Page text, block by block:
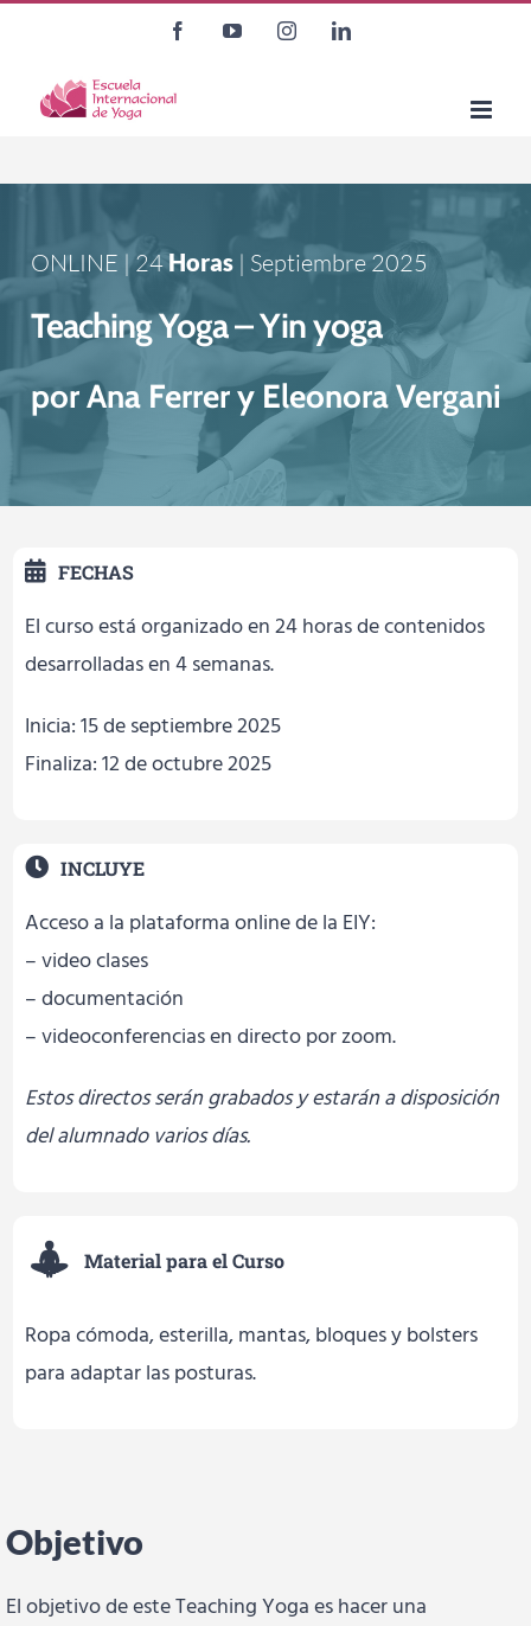
contenido
FacebookYouTubeInstagramLinkedIn
ONLINE |24Horas | Septiembre 2025
Teaching Yoga – Yin yoga
por Ana Ferrer y Eleonora Vergani
FECHAS
El curso está organizado en 24 horas de contenidos
desarrolladas en 4 semanas.
Inicia: 15 de septiembre 2025
Finaliza: 12 de octubre 2025
INCLUYE
Acceso a la plataforma online de la EIY:
– video clases
– documentación
– videoconferencias en directo por zoom.
Estos directos serán grabados y estarán a disposición
del alumnado varios días.
Material para el Curso
Ropa cómoda, esterilla, mantas, bloques y bolsters
para adaptar las posturas.
Objetivo
El objetivo de este Teaching Yoga es hacer una